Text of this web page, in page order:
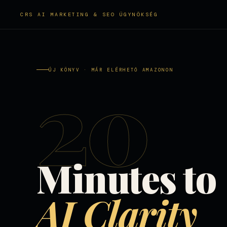
CRS AI MARKETING & SEO ÜGYNÖKSÉG
ÚJ KÖNYV · MÁR ELÉRHETŐ AMAZONON
20
Minutes to
AI Clarity